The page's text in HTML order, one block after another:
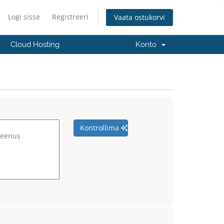
Logi sisse Registreeri Vaata ostukorvi
Cloud Hosting Konto
Kontrollima